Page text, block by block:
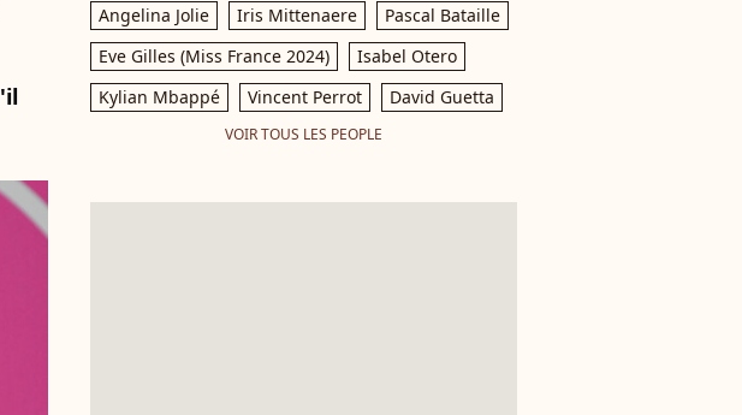
Angelina Jolie Iris Mittenaere
Pascal Bataille
Eve Gilles (Miss France 2024)
Isabel Otero
Kylian Mbappé
Vincent Perrot David Guetta
VOIR TOUS LES PEOPLE